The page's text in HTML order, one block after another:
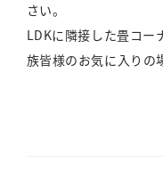
さい。
LDKに隣接した畳コー
族皆様のお気に入りの